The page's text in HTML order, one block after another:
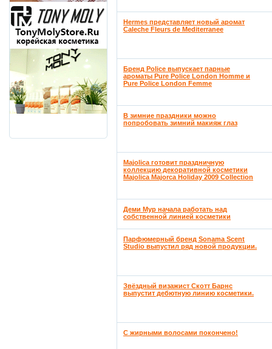
Hermes представляет новый аромат
Caleche Fleurs de Mediterranee
Бренд Police выпускает парные
ароматы Pure Police London Homme и
Pure Police London Femme
В зимние праздники можно
попробовать зимний макияж глаз
Majolica готовит праздничную
коллекцию декоративной косметики
Majolica Majorca Holiday 2009 Collection
Деми Мур начала работать над
собственной линией косметики
Парфюмерный бренд Sonama Scent
Studio выпустил ряд новой продукции.
Звёздный визажист Скотт Барнс
выпустит дебютную линию косметики.
С жирными волосами покончено!